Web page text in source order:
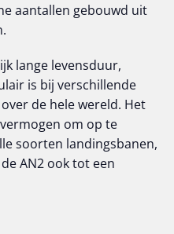
aantallen gebouwd uit
lange levensduur,
is bij verschillende
de hele wereld. Het
om op te
soorten landingsbanen,
AN2 ook tot een